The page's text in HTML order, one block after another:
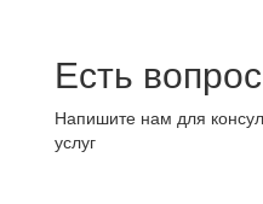
Есть
Напишите нам для
услуг